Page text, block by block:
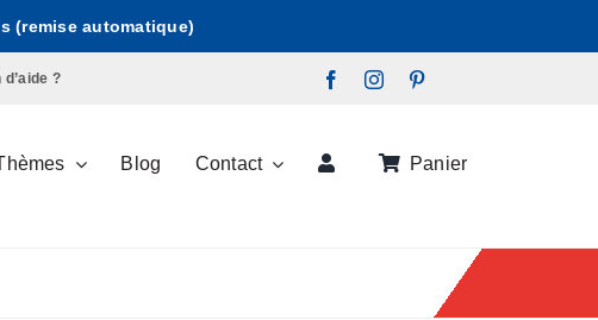
(remise automatique)
d’aide ?
Blog Contact Panier